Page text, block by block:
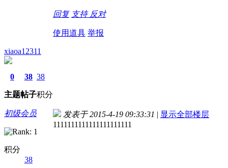
回复 支持 反对
使用道具 举报
xiaoa12311
0
主题
38
帖子
38
积分
初级会员
积分
38
发表于 2015-4-19 09:33:31 | 显示全部楼层
1111111111111111111111